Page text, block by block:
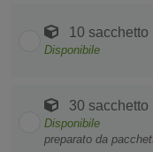
10 sacchetto
Disponibile
30 sacchetto
Disponibile
preparato da